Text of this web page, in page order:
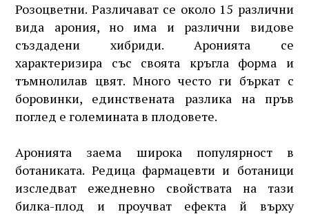
Розоцветни. Различават се около 15 различни
вида арония, но има и различни видове
създадени хибриди. Аронията се
характеризира със своята кръгла форма и
тъмнолилав цвят. Много често ги бъркат с
боровинки, единствената разлика на пръв
поглед е големината в плодовете.
Аронията заема широка популярност в
ботаниката. Редица фармацевти и ботаници
изследват ежедневно свойствата на тази
билка-плод и проучват ефекта й върху